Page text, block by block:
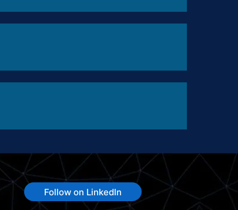
Follow on LinkedIn